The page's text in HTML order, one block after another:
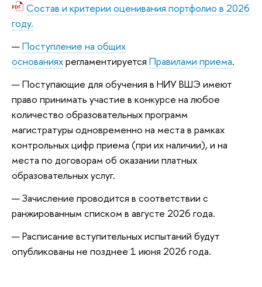
Состав и критерии оценивания портфолио в 2026
году.
Поступление на общих
основанияхрегламентируется Правилами приема.
Поступающие для обучения в НИУ ВШЭ имеют
право принимать участие в конкурсе на любое
количество образовательных программ
магистратуры одновременно на места в рамках
контрольных цифр приема (при их наличии), и на
места по договорам об оказании платных
образовательных услуг.
Зачисление проводится в соответствии с
ранжированным списком в августе 2026 года.
Расписание вступительных испытаний будут
опубликованы не позднее 1 июня 2026 года.